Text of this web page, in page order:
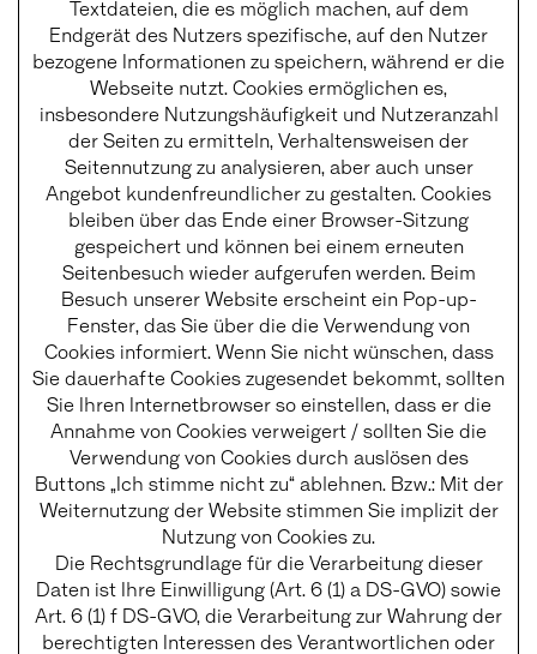
Textdateien, die es möglich machen, auf dem
Endgerät des Nutzers spezifische, auf den Nutzer
bezogene Informationen zu speichern, während er die
Webseite nutzt. Cookies ermöglichen es,
insbesondere Nutzungshäufigkeit und Nutzeranzahl
der Seiten zu ermitteln, Verhaltensweisen der
Seitennutzung zu analysieren, aber auch unser
Angebot kundenfreundlicher zu gestalten. Cookies
bleiben über das Ende einer Browser-Sitzung
gespeichert und können bei einem erneuten
Seitenbesuch wieder aufgerufen werden. Beim
Besuch unserer Website erscheint ein Pop-up-
Fenster, das Sie über die die Verwendung von
Cookies informiert. Wenn Sie nicht wünschen, dass
Sie dauerhafte Cookies zugesendet bekommt, sollten
Sie Ihren Internetbrowser so einstellen, dass er die
Annahme von Cookies verweigert / sollten Sie die
Verwendung von Cookies durch auslösen des
Buttons „Ich stimme nicht zu“ ablehnen. Bzw.: Mit der
Weiternutzung der Website stimmen Sie implizit der
Nutzung von Cookies zu.
Die Rechtsgrundlage für die Verarbeitung dieser
Daten ist Ihre Einwilligung (Art. 6 (1) a DS-GVO) sowie
Art. 6 (1) f DS-GVO, die Verarbeitung zur Wahrung der
berechtigten Interessen des Verantwortlichen oder